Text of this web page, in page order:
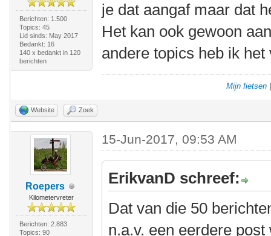
Berichten: 1.500
Topics: 45
Lid sinds: May 2017
Bedankt: 16
140 x bedankt in 120
berichten
je dat aangaf maar dat
Het kan ook gewoon
andere topics heb ik
Mijn fietsen
Website Zoek
Roepers
Kilometervreter
Berichten: 2.883
Topics: 90
15-Jun-2017, 09:53 AM
ErikvanD schreef:
Dat van die 50
n.a.v. een eerdere